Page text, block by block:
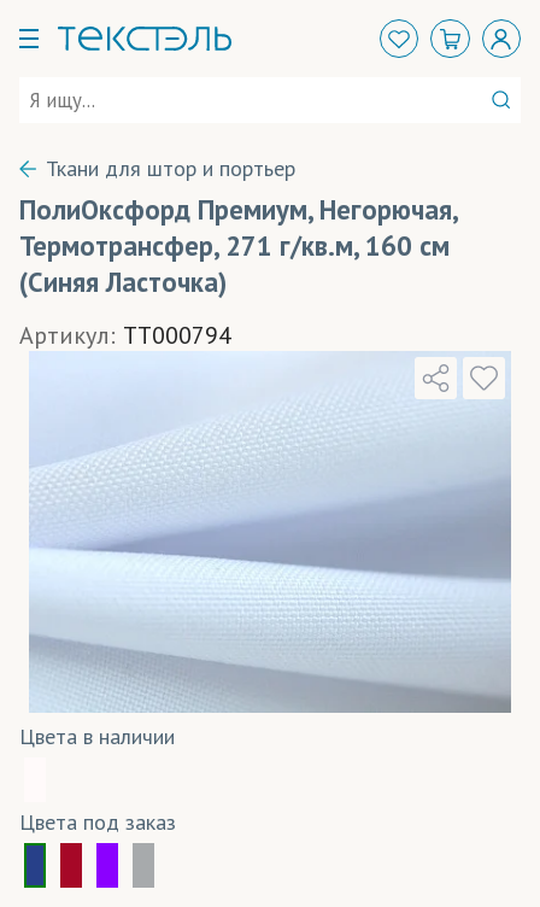
Ткани для штор и портьер
ПолиОксфорд Премиум, Негорючая,
Термотрансфер, 271 г/кв.м, 160 см
(Синяя Ласточка)
Артикул: TT000794
Цвета в наличии
Цвета под заказ